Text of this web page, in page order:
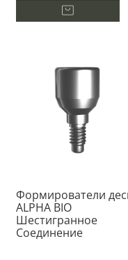
Формирователи
ALPHA BIO
Шестигранное
Соединение